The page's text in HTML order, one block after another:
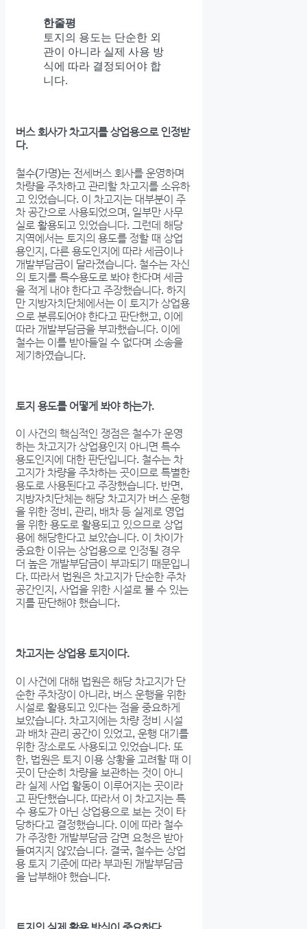
한줄평
토지의 용도는 단순한 외
관이 아니라 실제 사용 방
식에 따라 결정되어야 합
니다.
버스 회사가 차고지를 상업용으로 인정받
다.
철수(가명)는 전세버스 회사를 운영하며
차량을 주차하고 관리할 차고지를 소유하
고 있었습니다. 이 차고지는 대부분이 주
차 공간으로 사용되었으며, 일부만 사무
실로 활용되고 있었습니다. 그런데 해당
지역에서는 토지의 용도를 정할 때 상업
용인지, 다른 용도인지에 따라 세금이나
개발부담금이 달라졌습니다. 철수는 자신
의 토지를 특수용도로 봐야 한다며 세금
을 적게 내야 한다고 주장했습니다. 하지
만 지방자치단체에서는 이 토지가 상업용
으로 분류되어야 한다고 판단했고, 이에
따라 개발부담금을 부과했습니다. 이에
철수는 이를 받아들일 수 없다며 소송을
제기하였습니다.
토지 용도를 어떻게 봐야 하는가.
이 사건의 핵심적인 쟁점은 철수가 운영
하는 차고지가 상업용인지 아니면 특수
용도인지에 대한 판단입니다. 철수는 차
고지가 차량을 주차하는 곳이므로 특별한
용도로 사용된다고 주장했습니다. 반면,
지방자치단체는 해당 차고지가 버스 운행
을 위한 정비, 관리, 배차 등 실제로 영업
을 위한 용도로 활용되고 있으므로 상업
용에 해당한다고 보았습니다. 이 차이가
중요한 이유는 상업용으로 인정될 경우
더 높은 개발부담금이 부과되기 때문입니
다. 따라서 법원은 차고지가 단순한 주차
공간인지, 사업을 위한 시설로 볼 수 있는
지를 판단해야 했습니다.
차고지는 상업용 토지이다.
이 사건에 대해 법원은 해당 차고지가 단
순한 주차장이 아니라, 버스 운행을 위한
시설로 활용되고 있다는 점을 중요하게
보았습니다. 차고지에는 차량 정비 시설
과 배차 관리 공간이 있었고, 운행 대기를
위한 장소로도 사용되고 있었습니다. 또
한, 법원은 토지 이용 상황을 고려할 때 이
곳이 단순히 차량을 보관하는 것이 아니
라 실제 사업 활동이 이루어지는 곳이라
고 판단했습니다. 따라서 이 차고지는 특
수 용도가 아닌 상업용으로 보는 것이 타
당하다고 결정했습니다. 이에 따라 철수
가 주장한 개발부담금 감면 요청은 받아
들여지지 않았습니다. 결국, 철수는 상업
용 토지 기준에 따라 부과된 개발부담금
을 납부해야 했습니다.